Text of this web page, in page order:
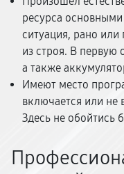
ресурса
ситуация, рано
из строя. В первую
а также
Имеют место
включается или не
Здесь не обойтись